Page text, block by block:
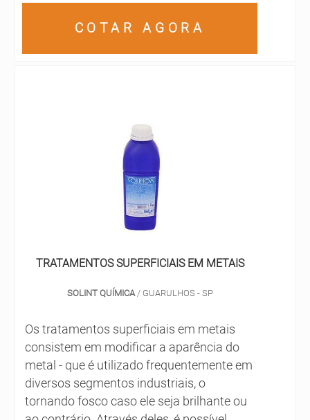
mantém-se como um haleto iônico. As
COTAR AGORA
TRATAMENTOS SUPERFICIAIS EM METAIS
SOLINT QUÍMICA/ GUARULHOS - SP
Os tratamentos superficiais em metais
consistem em modificar a aparência do
metal - que é utilizado frequentemente em
diversos segmentos industriais, o
tornando fosco caso ele seja brilhante ou